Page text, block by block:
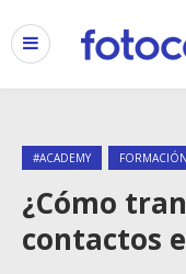
#ACADEMY FORMACIÓN
¿Cómo
contactos